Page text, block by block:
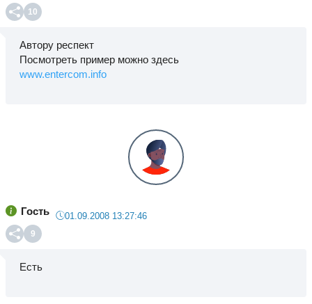
10
Автору респект
Посмотреть пример можно здесь
www.entercom.info
Гость 01.09.2008 13:27:46
9
Есть